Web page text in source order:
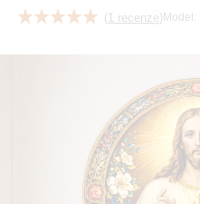
( 1 recenze) Model: